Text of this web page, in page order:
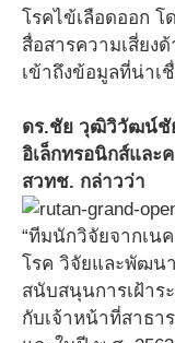
โรคไข้เลือดออก โ
สื่อสารความเสี่ยง
เข้าถึงข้อมูลที่น่าเ
ดร.ชัย วุฒิวิวัฒน์ชั
อิเล็กทรอนิกส์และ
สวทช. กล่าวว่า
“ทีมนักวิจัยจากเน
โรค วิจัยและพัฒน
สนับสนุนการเฝ้าร
กับเจ้าหน้าที่สาธา